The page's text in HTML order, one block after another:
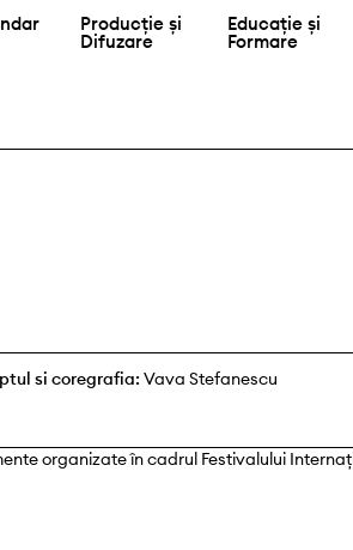
Producție și
Difuzare
Educație și
Formare
si coregrafia: Vava Stefanescu
organizate în cadrul Festivalului